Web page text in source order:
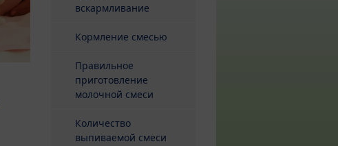
вскармливание
Кормление смесью
Правильное
приготовление
молочной смеси
Количество
выпиваемой смеси